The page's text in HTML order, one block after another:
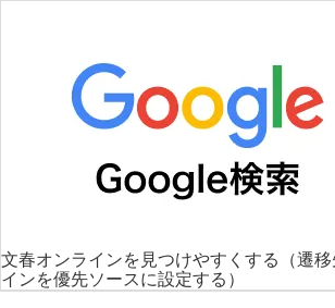
文春オンラインを見つけやすくする
（遷
インを優先ソースに設定する）